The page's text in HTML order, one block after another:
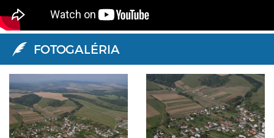
FOTOGALÉRIA